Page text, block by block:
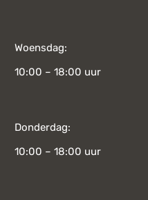
Woensdag:
10:00 – 18:00 uur
Donderdag:
10:00 – 18:00 uur